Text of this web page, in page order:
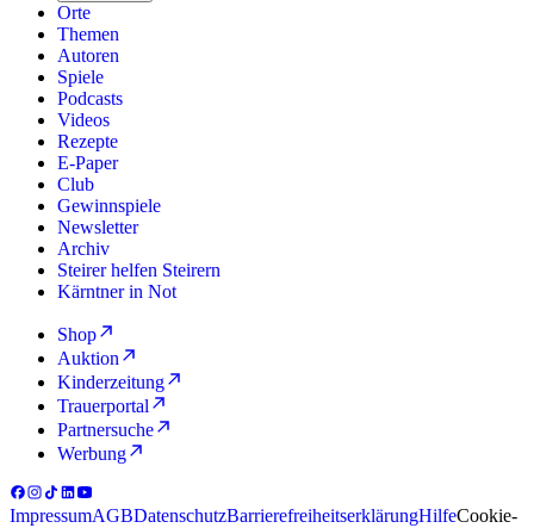
Orte
Themen
Autoren
Spiele
Podcasts
Videos
Rezepte
E-Paper
Club
Gewinnspiele
Newsletter
Archiv
Steirer helfen Steirern
Kärntner in Not
Shop
Auktion
Kinderzeitung
Trauerportal
Partnersuche
Werbung
ImpressumAGBDatenschutzBarrierefreiheitserklärungHilfeCookie-